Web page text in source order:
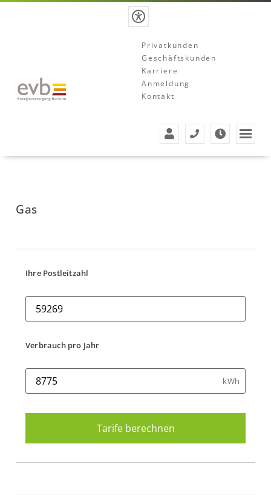
Privatkunden
Geschäftskunden
Karriere
Anmeldung
Kontakt
Gas
Ihre Postleitzahl
Verbrauch pro Jahr
kWh